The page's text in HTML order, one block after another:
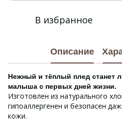
В избранное
Описание
Нежный и тёплый плед станет
малыша с первых дней жизни.
Изготовлен из натурального
гипоаллергенен и безопасен
кожи.